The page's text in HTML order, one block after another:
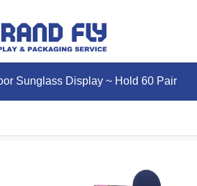
Sunglass Display ~ Hold 60 Pair